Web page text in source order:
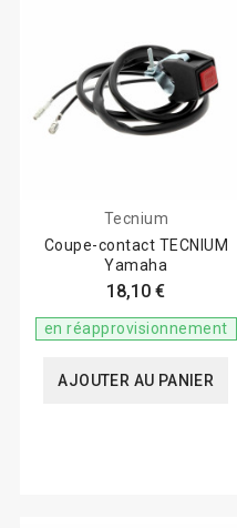
Tecnium
Coupe-contact TECNIUM
Yamaha
18,10 €
en réapprovisionnement
AJOUTER AU PANIER